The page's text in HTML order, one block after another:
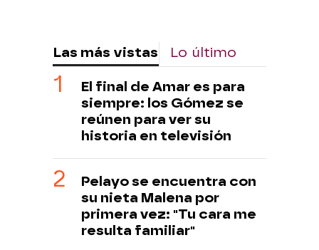
Las más vistas Lo último
El final de Amar es para
siempre: los Gómez se
reúnen para ver su
historia en televisión
Pelayo se encuentra con
su nieta Malena por
primera vez: "Tu cara me
resulta familiar"